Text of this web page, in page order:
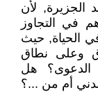
الجزيرة, لأن
في التجاوز
الحياة, حيث
وعلى نطاق
الدعوى؟ هل
أم من ...؟